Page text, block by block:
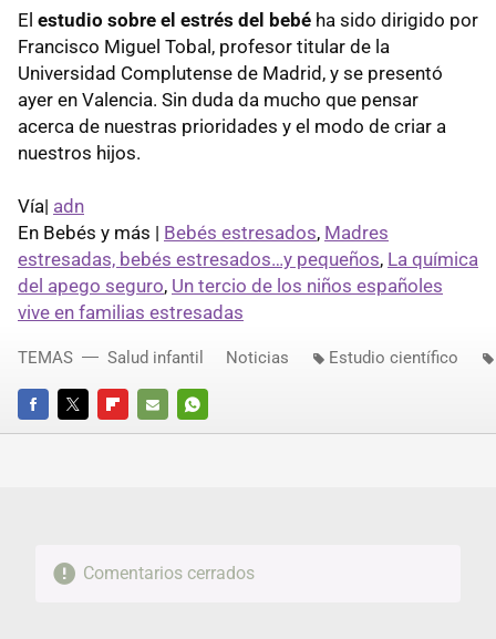
El estudio sobre el estrés del bebé ha sido dirigido por
Francisco Miguel Tobal, profesor titular de la
Universidad Complutense de Madrid, y se presentó
ayer en Valencia. Sin duda da mucho que pensar
acerca de nuestras prioridades y el modo de criar a
nuestros hijos.
Vía| adn
En Bebés y más | Bebés estresados, Madres
estresadas, bebés estresados…y pequeños, La química
del apego seguro, Un tercio de los niños españoles
vive en familias estresadas
FACEBOOKTWITTERFLIPBOARD
E-
WHATSAPP
TEMAS Salud infantil Noticias Estudio científico
Comentarios cerrados